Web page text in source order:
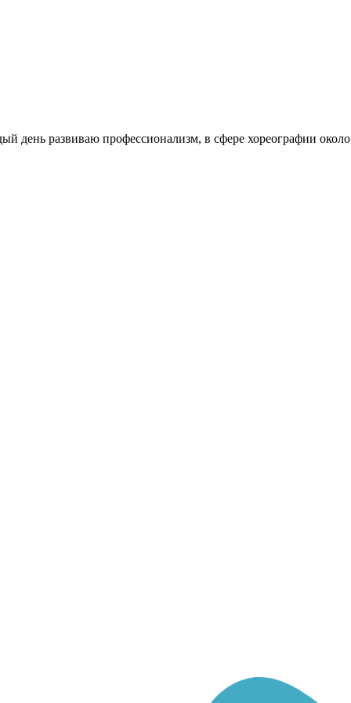
день развиваю профессионализм, в сфере хореографии